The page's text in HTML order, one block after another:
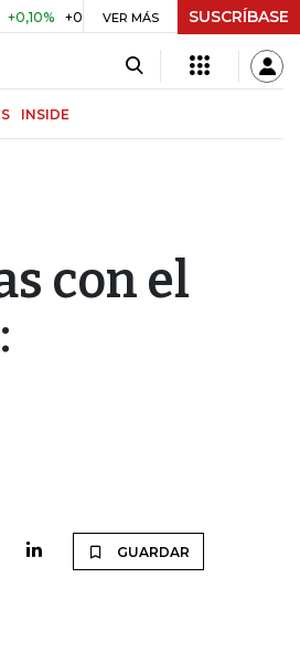
+0,98% UVR $ 416,91 +$ 0,05
VER MÁS SUSCRÍBASE
INSIDE
con el
GUARDAR